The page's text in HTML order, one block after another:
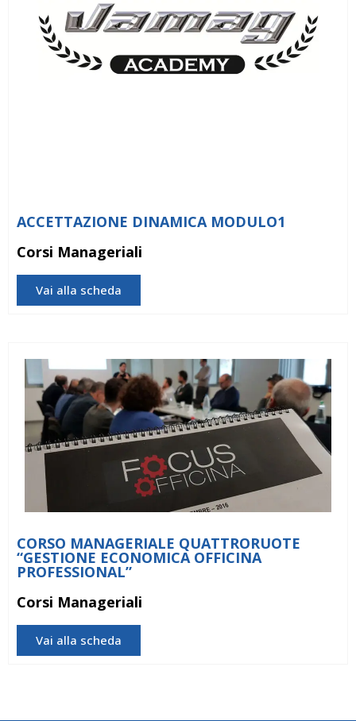
ACCETTAZIONE DINAMICA MODULO1
Corsi Manageriali
Vai alla scheda
CORSO MANAGERIALE QUATTRORUOTE
“GESTIONE ECONOMICA OFFICINA
PROFESSIONAL”
Corsi Manageriali
Vai alla scheda